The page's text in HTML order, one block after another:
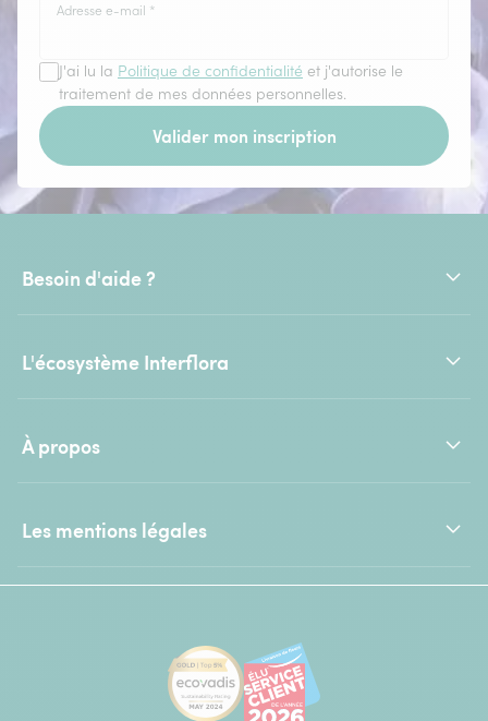
Adresse e-mail *
J'ai lu la Politique de confidentialité et j'autorise le
traitement de mes données personnelles.
Valider mon inscription
Besoin d'aide ?
L'écosystème Interflora
À propos
Les mentions légales